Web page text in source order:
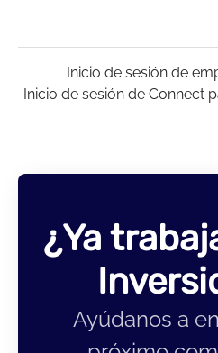
Inicio de sesión de
Inicio de sesión de Connect
¿Ya
Ayúdanos a